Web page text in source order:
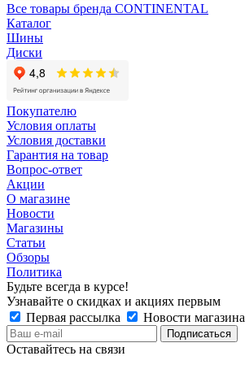
Все товары бренда CONTINENTAL
Каталог
Шины
Диски
Покупателю
Условия оплаты
Условия доставки
Гарантия на товар
Вопрос-ответ
Акции
О магазине
Новости
Магазины
Статьи
Обзоры
Политика
Будьте всегда в курсе!
Узнавайте о скидках и акциях первым
Первая рассылка
Новости магазина
Оставайтесь на связи